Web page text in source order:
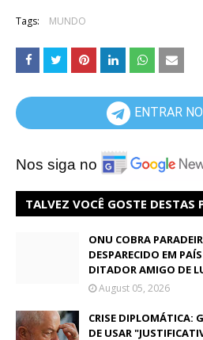
Tags: MUNDO
ENTRAR
Nos siga no
TALVEZ VOCÊ GOSTE DESTAS
ONU COBRA
DESPARECIDO EM
DITADOR AMIGO DE
August 05, 2026
CRISE DIPLOMÁTICA:
DE USAR